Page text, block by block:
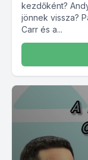
kezdőként?
jönnek vissza?
Carr és a...